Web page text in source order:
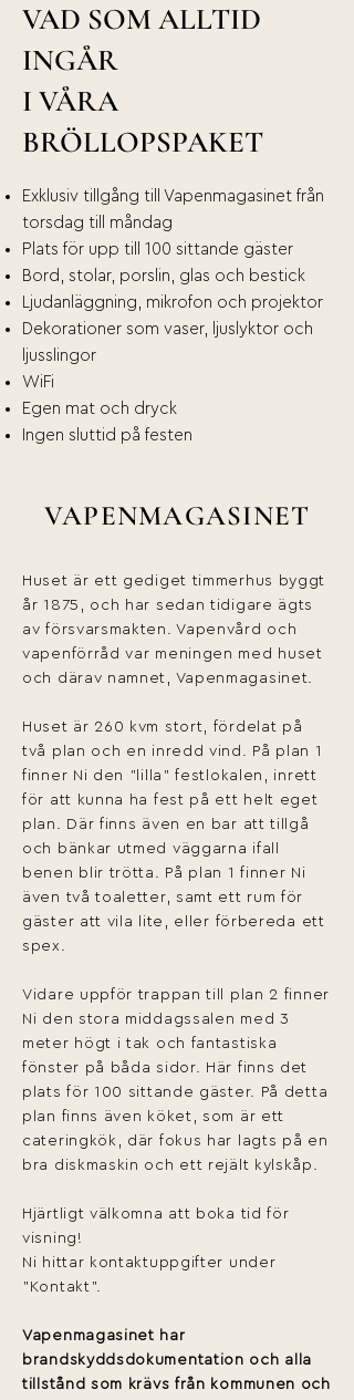
VAD SOM ALLTID
INGÅR
I VÅRA
BRÖLLOPSPAKET
Exklusiv tillgång till Vapenmagasinet från
torsdag till måndag
Plats för upp till 100 sittande gäster
Bord, stolar, porslin, glas och bestick
Ljudanläggning, mikrofon och projektor
Dekorationer som vaser, ljuslyktor och
ljusslingor
WiFi
Egen mat och dryck
Ingen sluttid på festen
VAPENMAGASINET
Huset är ett gediget timmerhus byggt
år 1875, och har sedan tidigare ägts
av försvarsmakten. Vapenvård och
vapenförråd var meningen med huset
och därav namnet, Vapenmagasinet.
Huset är 260 kvm stort, fördelat på
två plan och en inredd vind. På plan 1
finner Ni den "lilla" festlokalen, inrett
för att kunna ha fest på ett helt eget
plan. Där finns även en bar att tillgå
och bänkar utmed väggarna ifall
benen blir trötta. På plan 1 finner Ni
även två toaletter, samt ett rum för
gäster att vila lite, eller förbereda ett
spex.
Vidare uppför trappan till plan 2 finner
Ni den stora middagssalen med 3
meter högt i tak och fantastiska
fönster på båda sidor. Här finns det
plats för 100 sittande gäster. På detta
plan finns även köket, som är ett
cateringkök, där fokus har lagts på en
bra diskmaskin och ett rejält kylskåp.
Hjärtligt välkomna att boka tid för
visning!
Ni hittar kontaktuppgifter under
"Kontakt".
Vapenmagasinet har
brandskyddsdokumentation och alla
tillstånd som krävs från kommunen och